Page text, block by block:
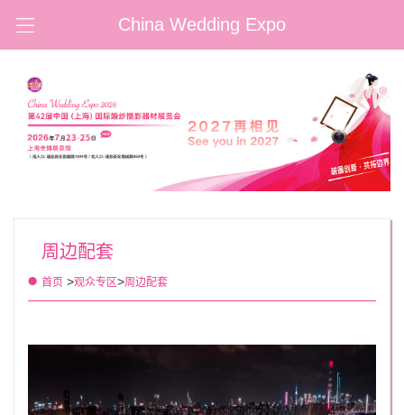
China Wedding Expo
周边配套
首页 >观众专区>周边配套